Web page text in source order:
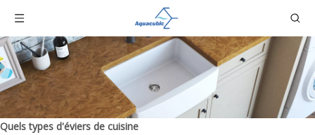
Quels types d'éviers de cuisine